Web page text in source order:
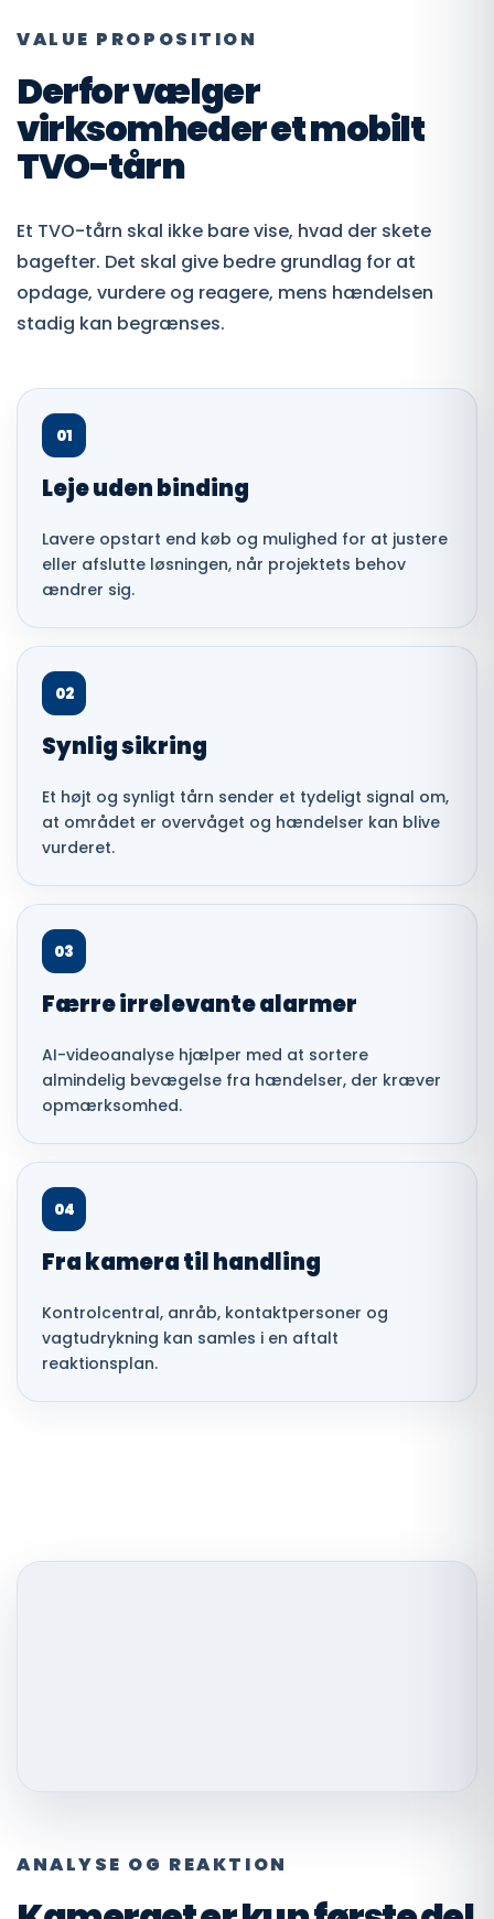
VALUE PROPOSITION
Derfor vælger
virksomheder et mobilt
TVO-tårn
Et TVO-tårn skal ikke bare vise, hvad der skete
bagefter. Det skal give bedre grundlag for at
opdage, vurdere og reagere, mens hændelsen
stadig kan begrænses.
01
Leje uden binding
Lavere opstart end køb og mulighed for at justere
eller afslutte løsningen, når projektets behov
ændrer sig.
02
Synlig sikring
Et højt og synligt tårn sender et tydeligt signal om,
at området er overvåget og hændelser kan blive
vurderet.
03
Færre irrelevante alarmer
AI-videoanalyse hjælper med at sortere
almindelig bevægelse fra hændelser, der kræver
opmærksomhed.
04
Fra kamera til handling
Kontrolcentral, anråb, kontaktpersoner og
vagtudrykning kan samles i en aftalt
reaktionsplan.
ANALYSE OG REAKTION